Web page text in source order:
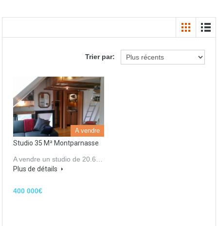
Trier par:
A vendre
Studio 35 M² Montparnasse
A vendre un studio de 20.6…
Plus de détails
400 000€